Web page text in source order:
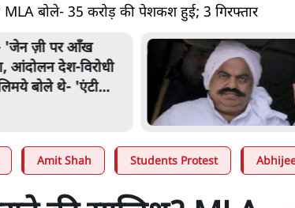
MLA बोले- 35 करोड़ की पेशकश हुई; 3 गिरफ्तार
बेटे अबान अहमद
में मौत, जेल में बंद
जा रहे थे
Amit Shah Students Protest